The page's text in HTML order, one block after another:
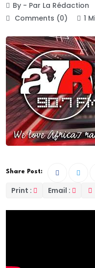
By - Par La Rédaction
Comments (0)
1
Share Post:
Print : Email :